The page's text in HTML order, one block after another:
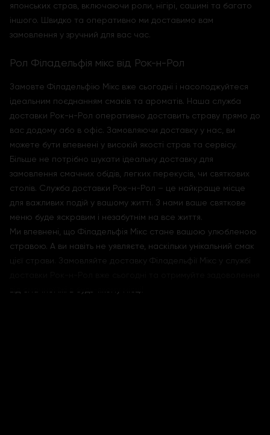
японських страв, включаючи роли, нігірі, сашимі та багато
іншого. Швидко та оперативно ми доставимо вам
замовлення у зручний для вас час.
Рол Філадельфія мікс від Рок-н-Рол
Замовте Філадельфію Мікс вже сьогодні і насолоджуйтеся
ідеальним поєднанням смаків та ароматів. Наша служба
доставки Рок-н-Рол оперативно доставить страву прямо до
вас додому або в офіс. Замовляючи доставку у нас, ви
можете бути впевнені у високій якості страв та сервісу.
Більше не потрібно шукати ідеальну доставку для
замовлення смачних обідів, легких перекусів, чи святкових
столів. Служба доставки Рок-н-Рол – це найкраще місце
для важливих подій у вашому житті. З нами ваше святкове
меню буде яскравим і незабутнім на все життя.
Ми впевнені, що Філадельфія Мікс стане вашою улюбленою
стравою. А ви навіть не уявляєте, наскільки унікальний смак
цієї страви. Замовляйте доставку Філадельфії Мікс у службі